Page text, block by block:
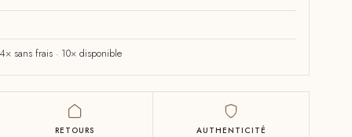
sans frais · 10× disponible
RETOURS AUTHENTICITÉ